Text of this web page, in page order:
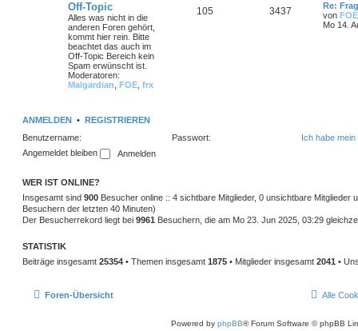
Off-Topic
Alles was nicht in die
anderen Foren gehört,
kommt hier rein. Bitte
beachtet das auch im
Off-Topic Bereich kein
Spam erwünscht ist.
Moderatoren:
Malgardian FOE frx
105 3437
Re:
von FOE
Mo 14.
ANMELDEN • REGISTRIEREN
Benutzername:
Passwort:
Ich habe
Angemeldet bleiben
WER IST ONLINE?
Insgesamt sind 900 Besucher online :: 4 sichtbare Mitglieder, 0 unsichtbare Mitglieder
Besuchern der letzten 40 Minuten)
Der Besucherrekord liegt bei 9961 Besuchern, die am Mo 23. Jun 2025, 03:29
STATISTIK
Beiträge insgesamt 25354 • Themen insgesamt 1875 • Mitglieder insgesamt 2041 •
Foren-Übersicht Alle
Powered by phpBB® Forum Software © phpBB